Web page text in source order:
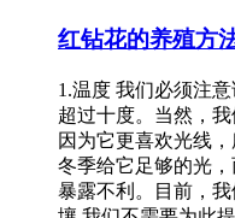
红钻花的养殖方
1.温度 我们必须注
超过十度。当然，
因为它更喜欢光线
冬季给它足够的光
暴露不利。目前，